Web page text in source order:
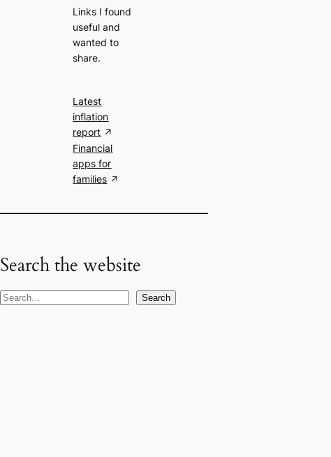
Links I found
useful and
wanted to
share.
Latest
inflation
report
Financial
apps for
families
Search the website
S
Search